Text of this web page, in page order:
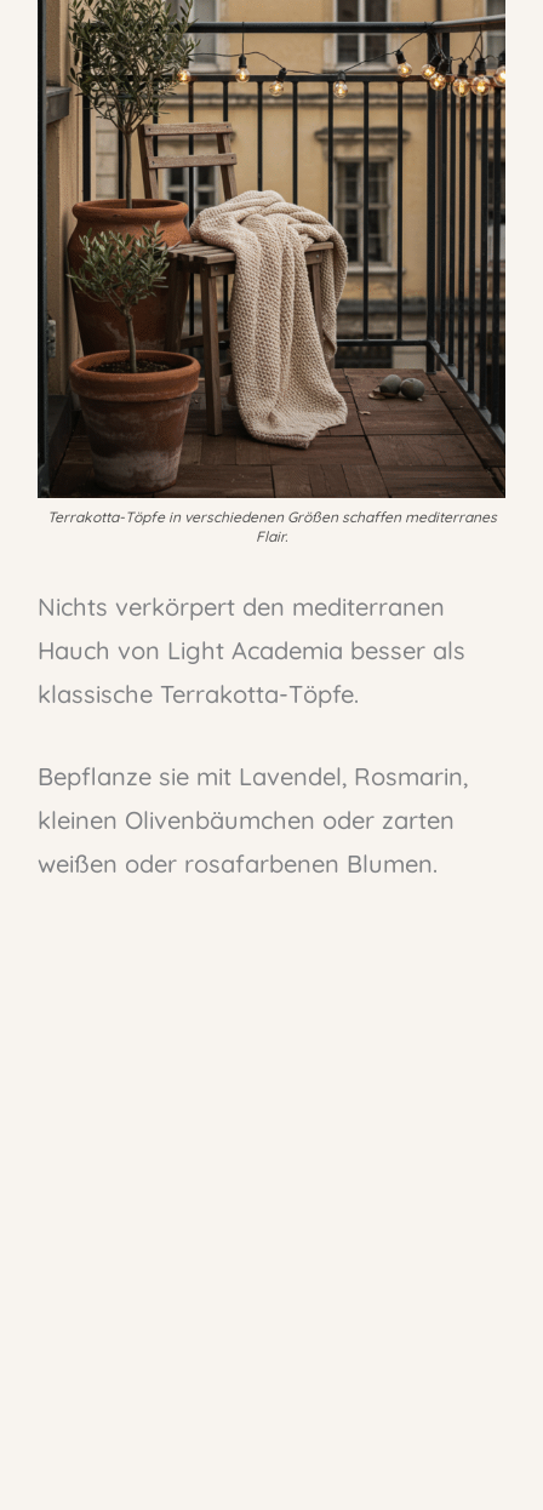
Terrakotta-Töpfe in verschiedenen Größen schaffen mediterranes
Flair.
Nichts verkörpert den mediterranen
Hauch von Light Academia besser als
klassische Terrakotta-Töpfe.
Bepflanze sie mit Lavendel, Rosmarin,
kleinen Olivenbäumchen oder zarten
weißen oder rosafarbenen Blumen.